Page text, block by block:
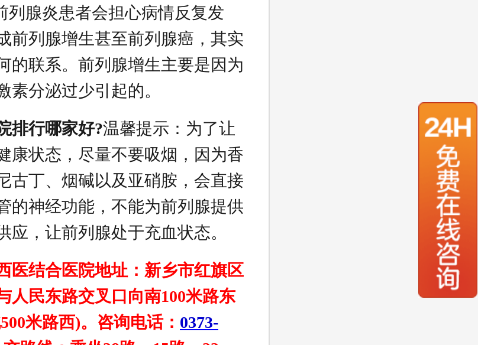
列腺炎患者会担心病情反复发
前列腺增生甚至前列腺癌，其实
的联系。前列腺增生主要是因为
素分泌过少引起的。
排行哪家好?温馨提示：为了让
康状态，尽量不要吸烟，因为香
古丁、烟碱以及亚硝胺，会直接
的神经功能，不能为前列腺提供
应，让前列腺处于充血状态。
医结合医院地址：新乡市红旗区
人民东路交叉口向南100米路东
米路西)。咨询电话： 0373-